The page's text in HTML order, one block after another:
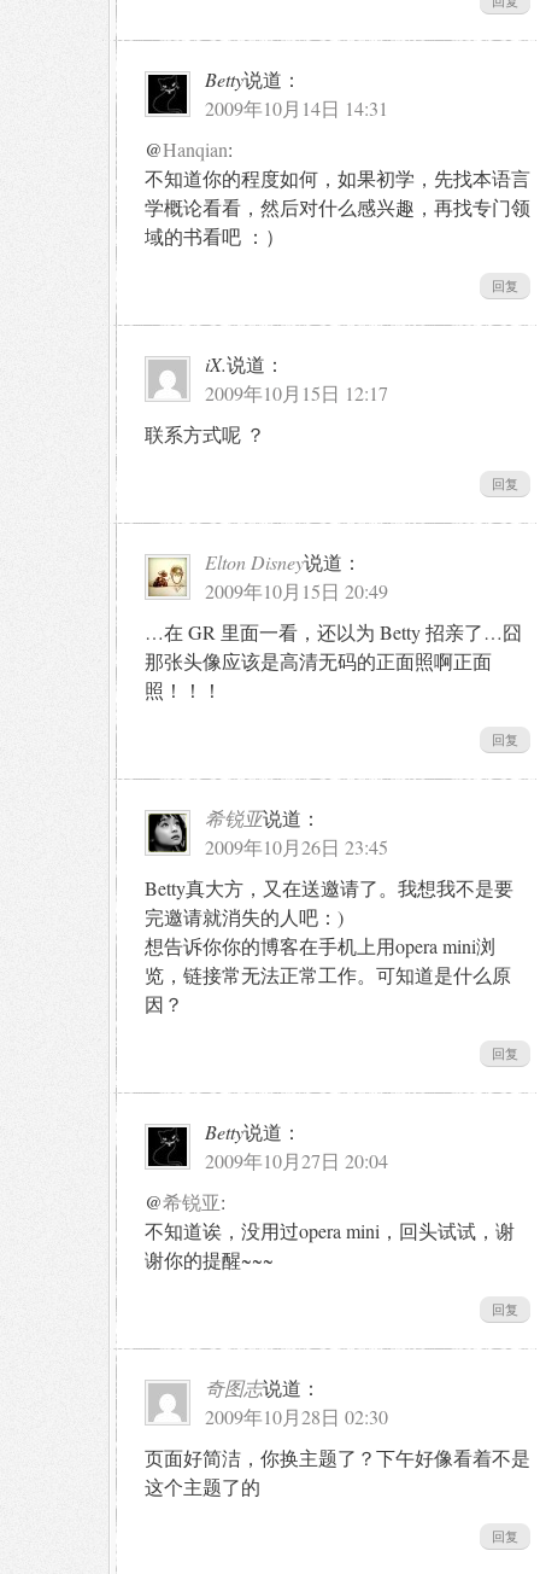
Betty说道：
2009年10月14日 14:31
@Hanqian:
不知道你的程度如何，如果初学，先找本语言
学概论看看，然后对什么感兴趣，再找专门领
域的书看吧 ：）
回复
iX.说道：
2009年10月15日 12:17
联系方式呢 ？
回复
Elton Disney说道：
2009年10月15日 20:49
…在 GR 里面一看，还以为 Betty 招亲了…囧
那张头像应该是高清无码的正面照啊正面
照！！！
回复
希锐亚说道：
2009年10月26日 23:45
Betty真大方，又在送邀请了。我想我不是要
完邀请就消失的人吧：)
想告诉你你的博客在手机上用opera mini浏
览，链接常无法正常工作。可知道是什么原
因？
回复
Betty说道：
2009年10月27日 20:04
@希锐亚:
不知道诶，没用过opera mini，回头试试，谢
谢你的提醒~~~
回复
奇图志说道：
2009年10月28日 02:30
页面好简洁，你换主题了？下午好像看着不是
这个主题了的
回复